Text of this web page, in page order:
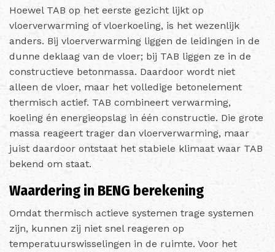
Hoewel TAB op het eerste gezicht lijkt op
vloerverwarming of vloerkoeling, is het wezenlijk
anders. Bij vloerverwarming liggen de leidingen in de
dunne deklaag van de vloer; bij TAB liggen ze in de
constructieve betonmassa. Daardoor wordt niet
alleen de vloer, maar het volledige betonelement
thermisch actief. TAB combineert verwarming,
koeling én energieopslag in één constructie. Die grote
massa reageert trager dan vloerverwarming, maar
juist daardoor ontstaat het stabiele klimaat waar TAB
bekend om staat.
Waardering in BENG berekening
Omdat thermisch actieve systemen trage systemen
zijn, kunnen zij niet snel reageren op
temperatuurswisselingen in de ruimte. Voor het